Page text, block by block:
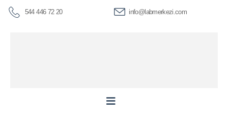
544 446 72 20 info@labmerkezi.com